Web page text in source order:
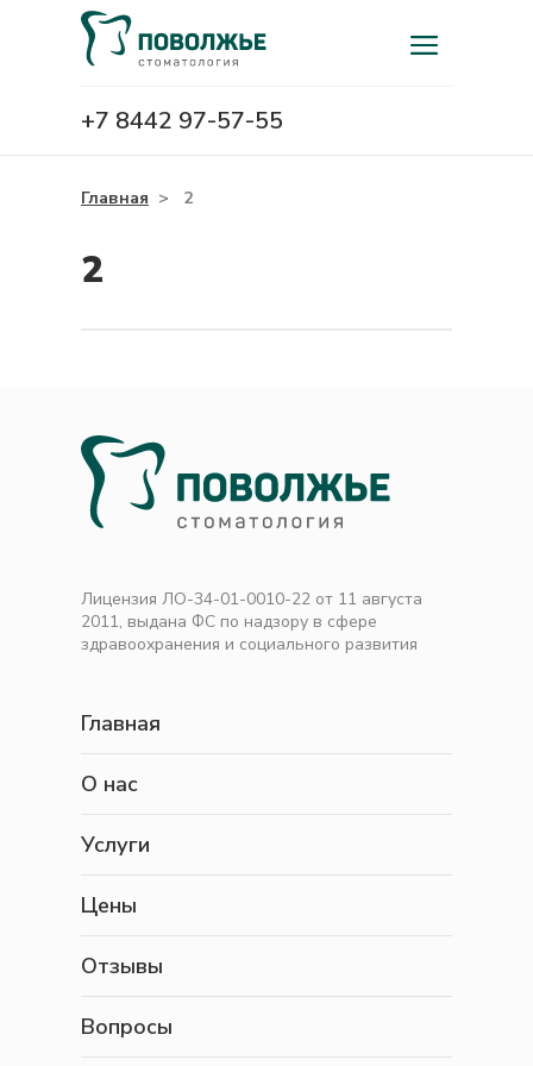
+7 8442 97-57-55
Главная > 2
2
Лицензия ЛО-34-01-0010-22 от 11 августа
2011, выдана ФС по надзору в сфере
здравоохранения и социального развития
Главная
О нас
Услуги
Цены
Отзывы
Вопросы